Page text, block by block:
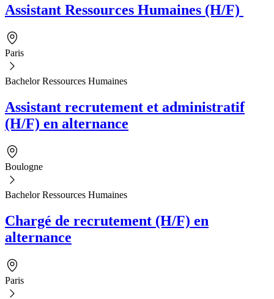
Assistant Ressources Humaines (H/F)
Paris
Bachelor Ressources Humaines
Assistant recrutement et administratif
(H/F) en alternance
Boulogne
Bachelor Ressources Humaines
Chargé de recrutement (H/F) en
alternance
Paris